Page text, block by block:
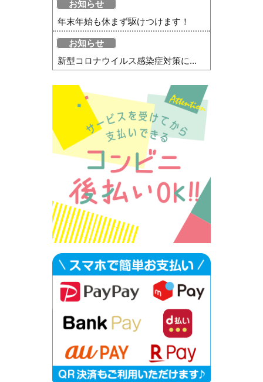
お知らせ
年末年始も休まず駆けつけます！
お知らせ
新型コロナウイルス感染症対策に...